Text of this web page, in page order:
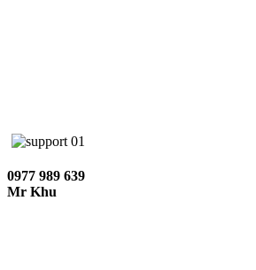
0977 989 639
Mr Khu